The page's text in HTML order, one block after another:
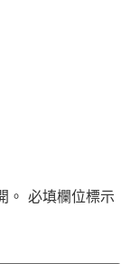
。 必填欄位標示